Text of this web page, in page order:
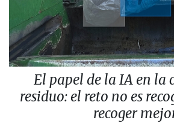
El papel de la IA en la
residuo: el reto no es
recoger